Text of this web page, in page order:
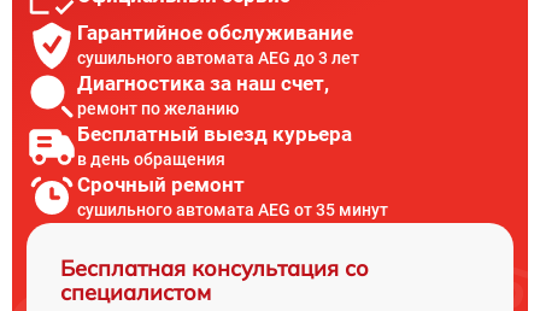
Гарантийное обслуживание
сушильного автомата AEG до 3 лет
Диагностика за наш счет,
ремонт по желанию
Бесплатный выезд курьера
в день обращения
Срочный ремонт
сушильного автомата AEG от 35 минут
Бесплатная консультация со
специалистом